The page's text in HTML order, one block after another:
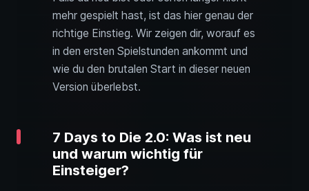
mehr gespielt hast, ist das hier genau der
richtige Einstieg. Wir zeigen dir, worauf es
in den ersten Spielstunden ankommt und
wie du den brutalen Start in dieser neuen
Version überlebst.
7 Days to Die 2.0: Was ist neu
und warum wichtig für
Einsteiger?